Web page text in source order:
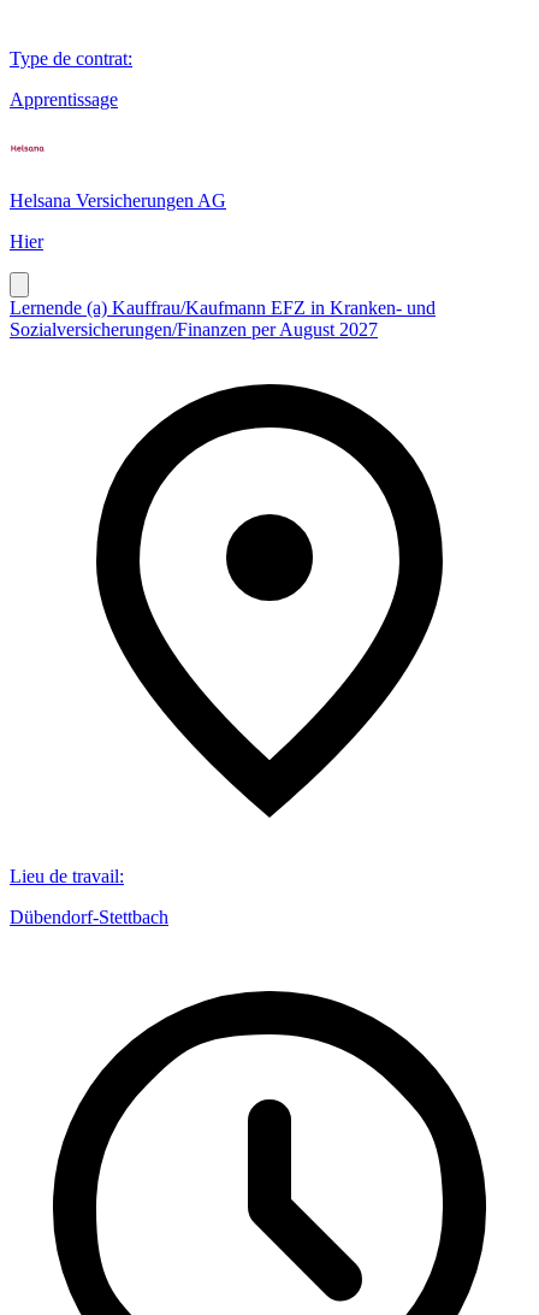
Type de contrat:
Apprentissage
Helsana Versicherungen AG
Hier
Lernende (a) Kauffrau/Kaufmann EFZ in Kranken- und
Sozialversicherungen/Finanzen per August 2027
Lieu de travail:
Dübendorf-Stettbach